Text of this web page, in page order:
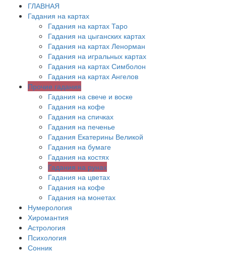
ГЛАВНАЯ
Гадания на картах
Гадания на картах Таро
Гадания на цыганских картах
Гадания на картах Ленорман
Гадания на игральных картах
Гадания на картах Симболон
Гадания на картах Ангелов
Прочие гадания
Гадания на свече и воске
Гадания на кофе
Гадания на спичках
Гадания на печенье
Гадания Екатерины Великой
Гадания на бумаге
Гадания на костях
Гадания на рунах
Гадания на цветах
Гадания на кофе
Гадания на монетах
Нумерология
Хиромантия
Астрология
Психология
Сонник